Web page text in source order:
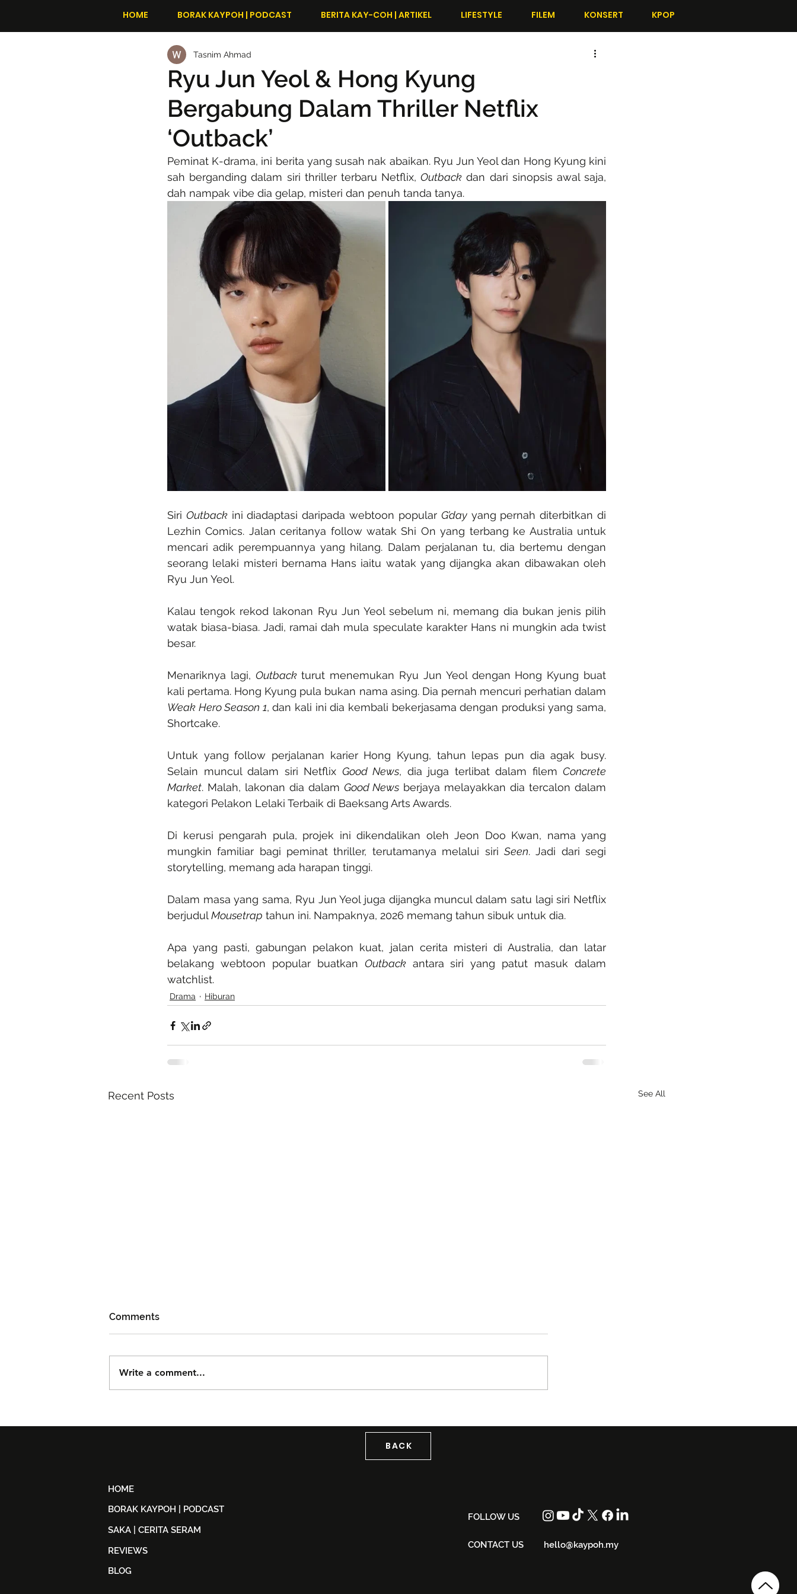
HOME BORAK KAYPOH | PODCAST BERITA KAY-COH | ARTIKEL LIFESTYLE FILEM KONSERT KPOP
Ryu Jun Yeol & Hong Kyung
Bergabung Dalam Thriller Netflix
‘Outback’
Tasnim Ahmad
Peminat K-drama, ini berita yang susah nak abaikan. Ryu Jun Yeol dan Hong Kyung kini
sah berganding dalam siri thriller terbaru Netflix, Outback dan dari sinopsis awal saja,
dah nampak vibe dia gelap, misteri dan penuh tanda tanya.
Siri Outback ini diadaptasi daripada webtoon popular G’day yang pernah diterbitkan di
Lezhin Comics. Jalan ceritanya follow watak Shi On yang terbang ke Australia untuk
mencari adik perempuannya yang hilang. Dalam perjalanan tu, dia bertemu dengan
seorang lelaki misteri bernama Hans iaitu watak yang dijangka akan dibawakan oleh
Ryu Jun Yeol.
Kalau tengok rekod lakonan Ryu Jun Yeol sebelum ni, memang dia bukan jenis pilih
watak biasa-biasa. Jadi, ramai dah mula speculate karakter Hans ni mungkin ada twist
besar.
Menariknya lagi, Outback turut menemukan Ryu Jun Yeol dengan Hong Kyung buat
Weak Hero Season 1, dan kali ini dia kembali bekerjasama dengan produksi yang sama,
Shortcake.
Untuk yang follow perjalanan karier Hong Kyung, tahun lepas pun dia agak busy.
Selain muncul dalam siri Netflix Good News, dia juga terlibat dalam filem Concrete
Market. Malah, lakonan dia dalam Good News berjaya melayakkan dia tercalon dalam
kategori Pelakon Lelaki Terbaik di Baeksang Arts Awards.
Di kerusi pengarah pula, projek ini dikendalikan oleh Jeon Doo Kwan, nama yang
mungkin familiar bagi peminat thriller, terutamanya melalui siri Seen. Jadi dari segi
storytelling, memang ada harapan tinggi.
Dalam masa yang sama, Ryu Jun Yeol juga dijangka muncul dalam satu lagi siri Netflix
berjudul Mousetrap tahun ini. Nampaknya, 2026 memang tahun sibuk untuk dia.
Apa yang pasti, gabungan pelakon kuat, jalan cerita misteri di Australia, dan latar
belakang webtoon popular buatkan Outback antara siri yang patut masuk dalam
watchlist.
Drama Hiburan
Recent Posts See All
Dijual Bermula 21 Ogos
Comments
Write a comment...
BACK
HOME
BORAK KAYPOH | PODCAST
FOLLOW US
SAKA | CERITA SERAM
REVIEWS
CONTACT US hello@kaypoh.my
BLOG